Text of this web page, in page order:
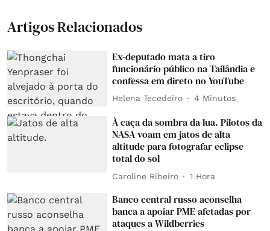
Artigos Relacionados
Ex-deputado mata a tiro
funcionário público na Tailândia e
confessa em direto no YouTube
Helena Tecedeiro 4 Minutos
À caça da sombra da lua. Pilotos da
NASA voam em jatos de alta
altitude para fotografar eclipse
total do sol
Caroline Ribeiro 1 Hora
Banco central russo aconselha
banca a apoiar PME afetadas por
ataques a Wildberries